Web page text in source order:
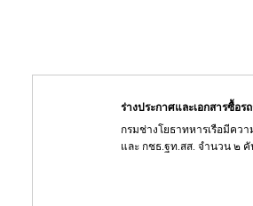
ร่างประกาศและเอกสารซื้อ
กรมช่างโยธาทหารเรือมีคว
และ กชธ.ฐท.สส. จำนวน ๒ คั